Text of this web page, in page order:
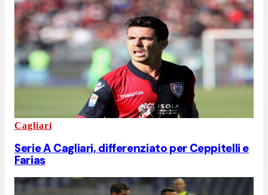
Cagliari
Serie A Cagliari, differenziato per Ceppitelli e
Farias